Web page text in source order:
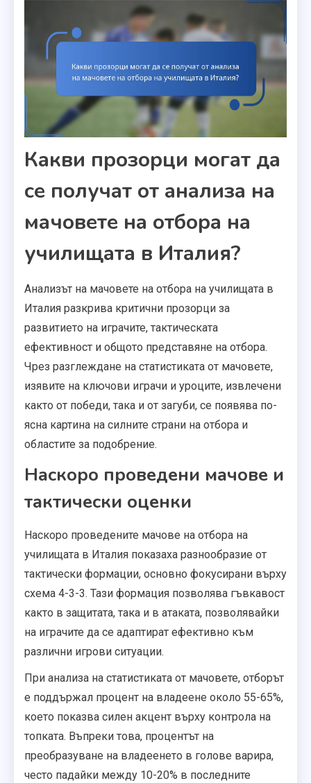
Какви прозорци могат да
се получат от анализа на
мачовете на отбора на
училищата в Италия?
Анализът на мачовете на отбора на училищата в
Италия разкрива критични прозорци за
развитието на играчите, тактическата
ефективност и общото представяне на отбора.
Чрез разглеждане на статистиката от мачовете,
изявите на ключови играчи и уроците, извлечени
както от победи, така и от загуби, се появява по-
ясна картина на силните страни на отбора и
областите за подобрение.
Наскоро проведени мачове и
тактически оценки
Наскоро проведените мачове на отбора на
училищата в Италия показаха разнообразие от
тактически формации, основно фокусирани върху
схема 4-3-3. Тази формация позволява гъвкавост
както в защитата, така и в атаката, позволявайки
на играчите да се адаптират ефективно към
различни игрови ситуации.
При анализа на статистиката от мачовете, отборът
е поддържал процент на владеене около 55-65%,
което показва силен акцент върху контрола на
топката. Въпреки това, процентът на
преобразуване на владеенето в голове варира,
често падайки между 10-20% в последните